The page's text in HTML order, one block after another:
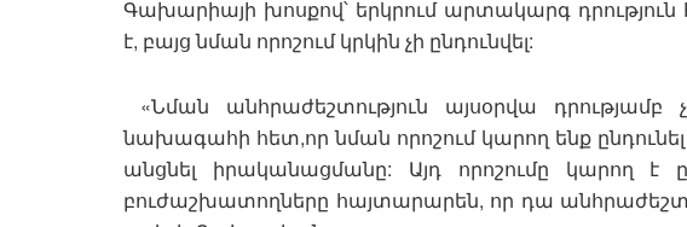
Գախարիայի խոսքով՝ երկրում արտակարգ դրություն
է, բայց նման որոշում կրկին չի ընդունվել:
«Նման անհրաժեշտություն այսօրվա
նախագահի հետ,որ նման որոշում կարող ենք
անցնել իրականացմանը: Այդ որոշումը կարող է
բուժաշխատողները հայտարարեն, որ դա